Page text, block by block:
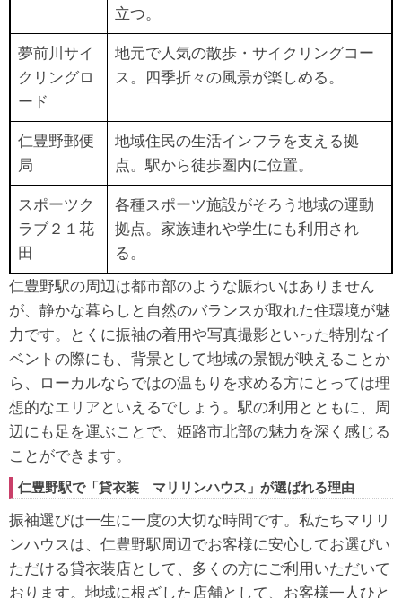
立つ。
夢前川サイ
クリングロ
ード
地元で人気の散歩・サイクリングコー
ス。四季折々の風景が楽しめる。
仁豊野郵便
局
地域住民の生活インフラを支える拠
点。駅から徒歩圏内に位置。
スポーツク
ラブ２１花
田
各種スポーツ施設がそろう地域の運動
拠点。家族連れや学生にも利用され
る。
仁豊野駅の周辺は都市部のような賑わいはありません
が、静かな暮らしと自然のバランスが取れた住環境が魅
力です。とくに振袖の着用や写真撮影といった特別なイ
ベントの際にも、背景として地域の景観が映えることか
ら、ローカルならではの温もりを求める方にとっては理
想的なエリアといえるでしょう。駅の利用とともに、周
辺にも足を運ぶことで、姫路市北部の魅力を深く感じる
ことができます。
仁豊野駅で「貸衣装 マリリンハウス」が選ばれる理由
振袖選びは一生に一度の大切な時間です。私たちマリリ
ンハウスは、仁豊野駅周辺でお客様に安心してお選びい
ただける貸衣装店として、多くの方にご利用いただいて
おります。地域に根ざした店舗として、お客様一人ひと